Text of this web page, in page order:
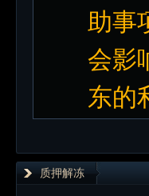
助事
会影
东的
质押解冻